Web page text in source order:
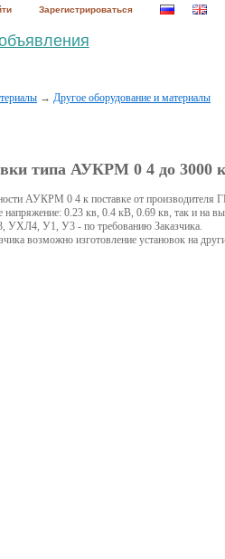
Зарегистрироваться
→Другое оборудование и материалы
типа АУКРМ 0 4 до 3000
АУКРМ 0 4 к поставке от производителя
напряжение: 0.23 кв, 0.4 кВ, 0.69 кв, так и на
УХЛ4, У1, У3 - по требованию Заказчика.
возможно изготовление установок на